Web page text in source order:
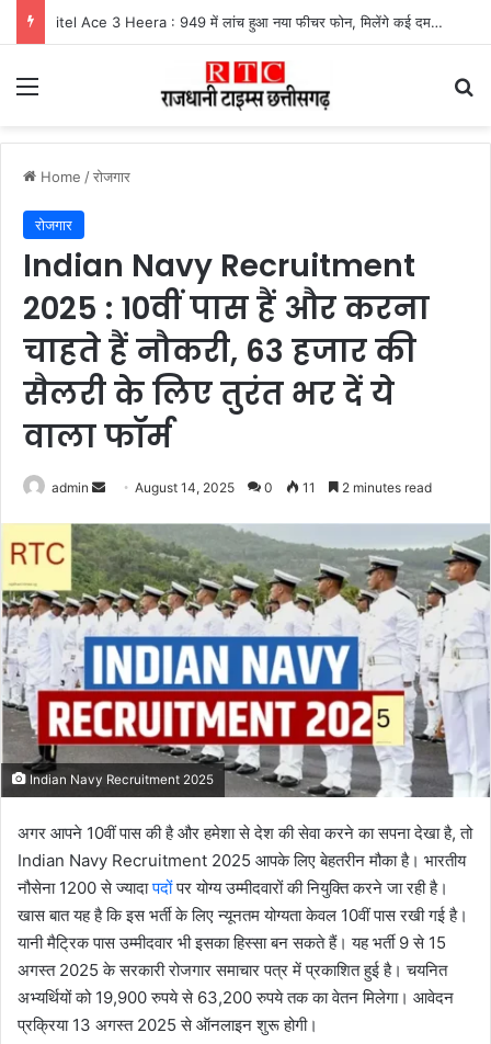
itel Ace 3 Heera : 949 में लांच हुआ नया फीचर फोन, मिलेंगे कई दमदार फीचर्स
Menu
Home /रोजगार
रोजगार
Indian Navy Recruitment
2025 : 10वीं पास हैं और करना
चाहते हैं नौकरी, 63 हजार की
सैलरी के लिए तुरंत भर दें ये
वाला फॉर्म
admin
Send
email
August 14, 2025 0 11 2 minutes read
Indian Navy Recruitment 2025
अगर आपने 10वीं पास की है और हमेशा से देश की सेवा करने का सपना देखा है, तो
Indian Navy Recruitment 2025 आपके लिए बेहतरीन मौका है। भारतीय
नौसेना 1200 से ज्यादापदोंपर योग्य उम्मीदवारों की नियुक्ति करने जा रही है।
खास बात यह है कि इस भर्ती के लिए न्यूनतम योग्यता केवल 10वीं पास रखी गई है।
यानी मैट्रिक पास उम्मीदवार भी इसका हिस्सा बन सकते हैं। यह भर्ती 9 से 15
अगस्त 2025 के सरकारी रोजगार समाचार पत्र में प्रकाशित हुई है। चयनित
अभ्यर्थियों को 19,900 रुपये से 63,200 रुपये तक का वेतन मिलेगा। आवेदन
प्रक्रिया 13 अगस्त 2025 से ऑनलाइन शुरू होगी।